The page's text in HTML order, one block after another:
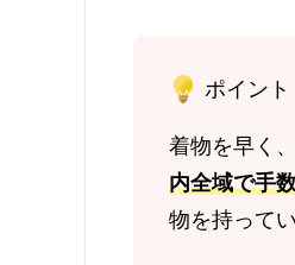
ポイント
着物を早く
内全域で手
物を持って